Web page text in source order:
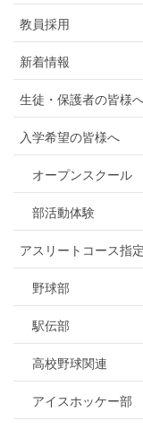
教員採用
新着情報
生徒・保護者の皆様
入学希望の皆様へ
オープンスクール
部活動体験
アスリートコース指
野球部
駅伝部
高校野球関連
アイスホッケー部